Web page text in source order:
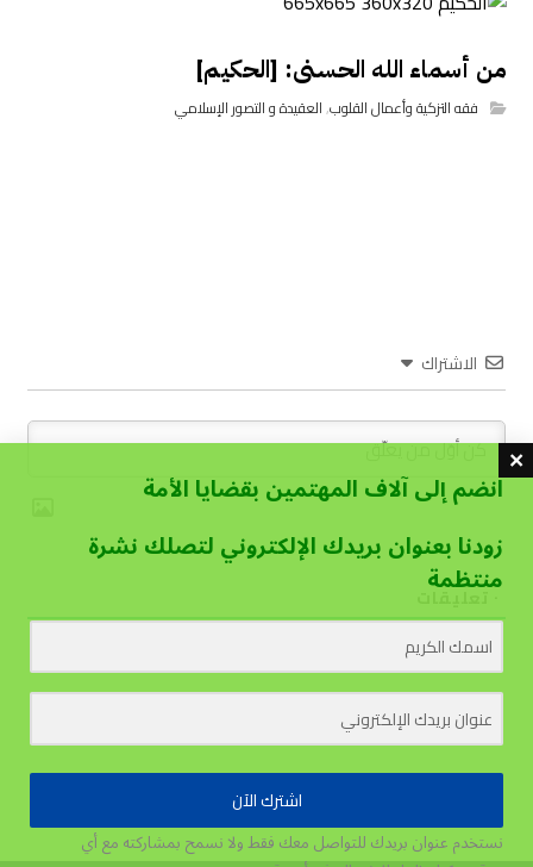
من أسماء الله الحسنى: [الحكيم]
فقه التزكية وأعمال القلوب,العقيدة و التصور الإسلامي
الاشتراك
٠تعليقات
انضم إلى آلاف المهتمين بقضايا الأمة
زودنا بعنوان بريدك الإلكتروني لتصلك نشرة
منتظمة
اشترك الآن
نستخدم عنوان بريدك للتواصل معك فقط ولا نسمح بمشاركته مع أي